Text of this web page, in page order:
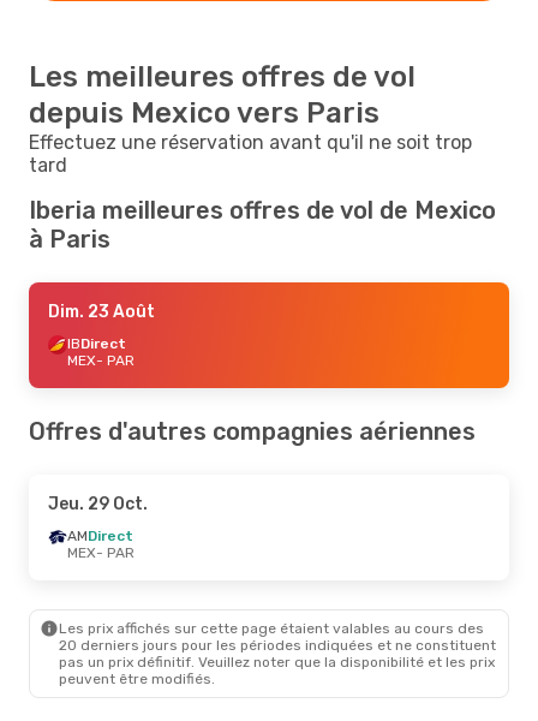
Les meilleures offres de vol
depuis Mexico vers Paris
Effectuez une réservation avant qu'il ne soit trop
tard
Iberia meilleures offres de vol de Mexico
à Paris
Dim. 23 Août
IBDirect
MEX- PAR
Offres d'autres compagnies aériennes
Jeu. 29 Oct.
AMDirect
MEX- PAR
Les prix affichés sur cette page étaient valables au cours des
20 derniers jours pour les périodes indiquées et ne constituent
pas un prix définitif. Veuillez noter que la disponibilité et les prix
peuvent être modifiés.